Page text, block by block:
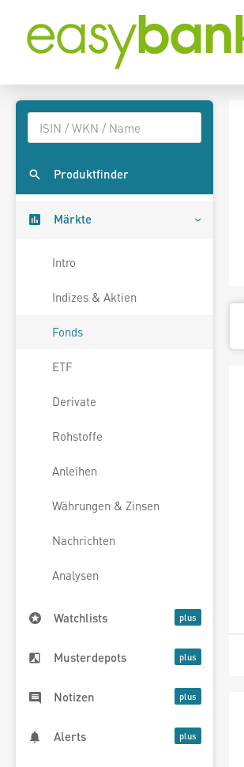
Produktfinder
Märkte
Intro
Indizes & Aktien
Fonds
ETF
Derivate
Rohstoffe
Anleihen
Währungen & Zinsen
Nachrichten
Analysen
Watchlists
Musterdepots
Notizen
Alerts